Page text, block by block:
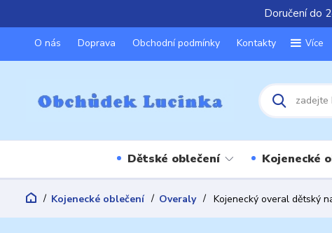
Doručení do
O nás Doprava Obchodní podmínky Kontakty Více
Dětské oblečení Kojenecké
Kojenecké oblečení Overaly Kojenecký overal dětský